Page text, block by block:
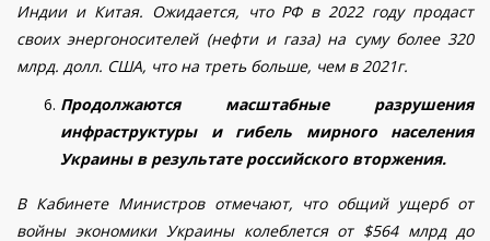
Индии и Китая. Ожидается, что РФ в 2022 году продаст
своих энергоносителей (нефти и газа) на суму более 320
млрд. долл. США, что на треть больше, чем в 2021г.
Продолжаются масштабные разрушения
инфраструктуры и гибель мирного населения
Украины в результате российского вторжения.
В Кабинете Министров отмечают, что общий ущерб от
войны экономики Украины колеблется от $564 млрд до